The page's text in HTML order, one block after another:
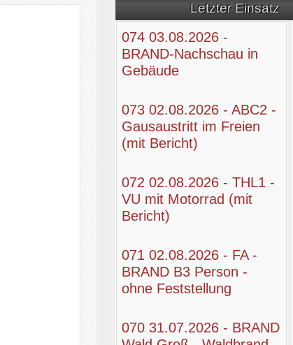
Letzter Einsatz
074 03.08.2026 -
BRAND-Nachschau in
Gebäude
073 02.08.2026 - ABC2 -
Gausaustritt im Freien
(mit Bericht)
072 02.08.2026 - THL1 -
VU mit Motorrad (mit
Bericht)
071 02.08.2026 - FA -
BRAND B3 Person -
ohne Feststellung
070 31.07.2026 - BRAND